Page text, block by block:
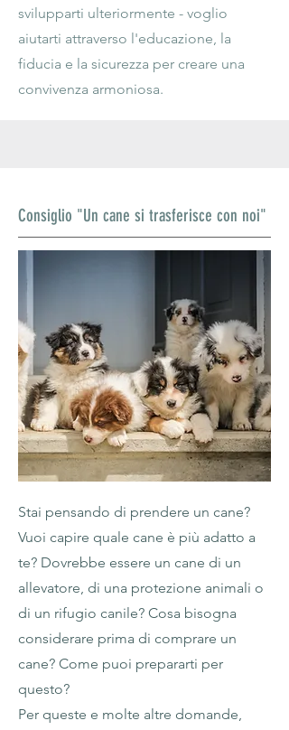
svilupparti ulteriormente - voglio
aiutarti attraverso l'educazione, la
fiducia e la sicurezza per creare una
convivenza armoniosa.
Consiglio "Un cane si trasferisce con noi"
Stai pensando di prendere un cane?
Vuoi capire quale cane è più adatto a
te? Dovrebbe essere un cane di un
allevatore, di una protezione animali o
di un rifugio canile? Cosa bisogna
considerare prima di comprare un
cane? Come puoi prepararti per
questo?
Per queste e molte altre domande,